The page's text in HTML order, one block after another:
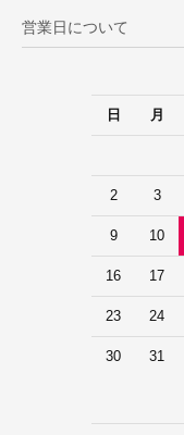
営業日について
日
月
2 3
9 10
16 17
23 24
30 31